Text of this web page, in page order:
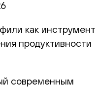
как инструмент
продуктивности
современным